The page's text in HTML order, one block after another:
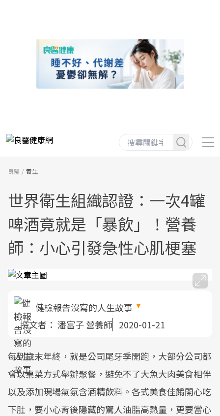
良醫 養生
世界衛生組織認證：一次4罐
啤酒竟就是「暴飲」！營養
師：小心引發急性心肌梗塞
健檢報告沒寫的人生故事
撰文者： 潘富子 營養師 2020-01-21
每到歲末年終，就是公司尾牙季開跑，大部分公司都
會以桌菜方式舉辦聚餐，避免不了大魚大肉美食相伴
以及添加現場氣氛含酒精飲料。各式美食佳餚開心吃
下肚，要小心背後隱藏的驚人油脂高熱量，更要當心